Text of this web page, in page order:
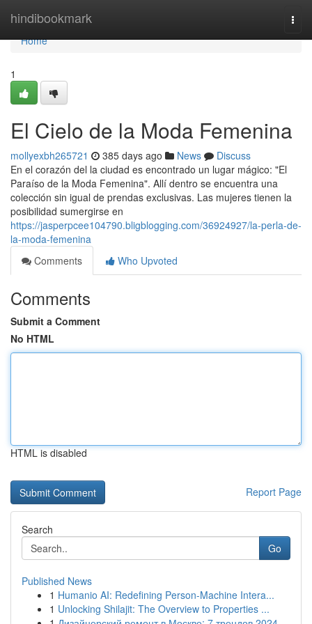
hindibookmark
Home
Home
1
El Cielo de la Moda Femenina
mollyexbh265721 385 days ago News
Discuss
En el corazón del la ciudad es encontrado un lugar mágico: "El
Paraíso de la Moda Femenina". Allí dentro se encuentra una
colección sin igual de prendas exclusivas. Las mujeres tienen la
posibilidad sumergirse en
https://jasperpcee104790.bligblogging.com/36924927/la-perla-de-
la-moda-femenina
Comments
Who Upvoted
Comments
Submit a Comment
No HTML
HTML is disabled
Report Page
Search
Go
Published News
1 Humanio AI: Redefining Person-Machine Intera...
1 Unlocking Shilajit: The Overview to Properties ...